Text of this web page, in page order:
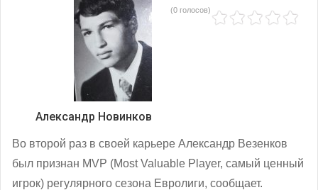
Александр Новинков
(0 голосов)
Во второй раз в своей карьере Александр Везенков
был признан MVP (Most Valuable Player, самый ценный
игрок) регулярного сезона Евролиги, сообщает.